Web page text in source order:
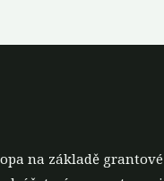
základě grantové